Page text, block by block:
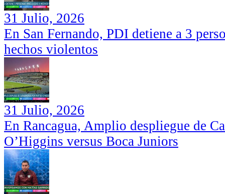
31 Julio, 2026
En San Fernando, PDI detiene a 3
hechos violentos
31 Julio, 2026
En Rancagua, Amplio despliegue de
O’Higgins versus Boca Juniors